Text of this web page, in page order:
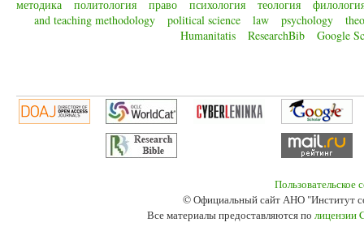
методика политология право психология теология
and teaching methodology
political science law psychology
Humanitatis
ResearchBib Google
Пользовательское
© Официальный сайт АНО "Институт
Все материалы предоставляются по лицензии